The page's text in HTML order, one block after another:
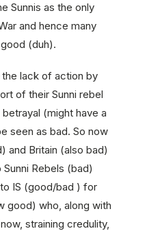
Sunnis as the only
and hence many
(duh).
the lack of action by
of their Sunni rebel
(might have a
seen as bad. So now
and Britain (also bad)
Rebels (bad)
IS (good/bad ) for
good) who, along with
straining credulity,